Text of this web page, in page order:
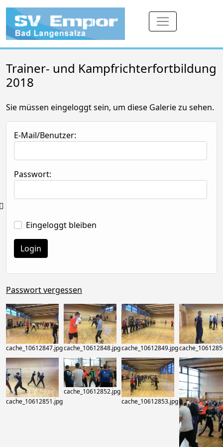
Trainer- und Kampfrichterfortbildung
2018
Sie müssen eingeloggt sein, um diese Galerie zu sehen.
E-Mail/Benutzer:
Passwort:
Eingeloggt bleiben
Passwort vergessen
cache_10612847.jpgcache_10612848.jpgcache_10612849.jpg
cache_10612851.jpg
cache_10612852.jpg
cache_10612853.jpg